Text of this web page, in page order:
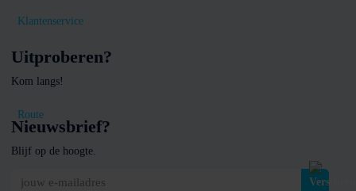
Klantenservice
Uitproberen?
Kom langs!
Route
Nieuwsbrief?
Blijf op de hoogte.
jouw e-mailadres